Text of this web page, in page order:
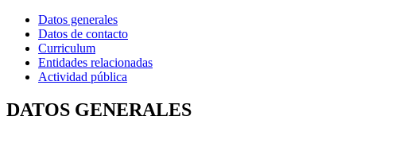
Datos generales
Datos de contacto
Curriculum
Entidades relacionadas
Actividad pública
DATOS GENERALES